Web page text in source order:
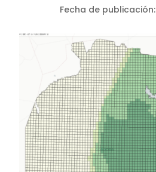
Fecha de publicación: